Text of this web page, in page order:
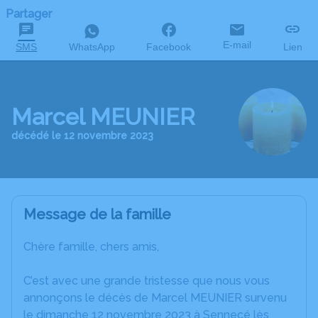
Partager
SMS WhatsApp Facebook E-mail Lien
Marcel MEUNIER
décédé le 12 novembre 2023
Message de la famille
Chère famille, chers amis,
C’est avec une grande tristesse que nous vous
annonçons le décès de Marcel MEUNIER survenu
le dimanche 12 novembre 2023 à Sennecé lès